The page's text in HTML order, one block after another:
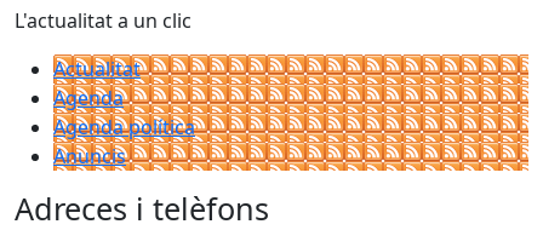
L'actualitat a un clic
Actualitat
Agenda
Agenda política
Anuncis
Adreces i telèfons